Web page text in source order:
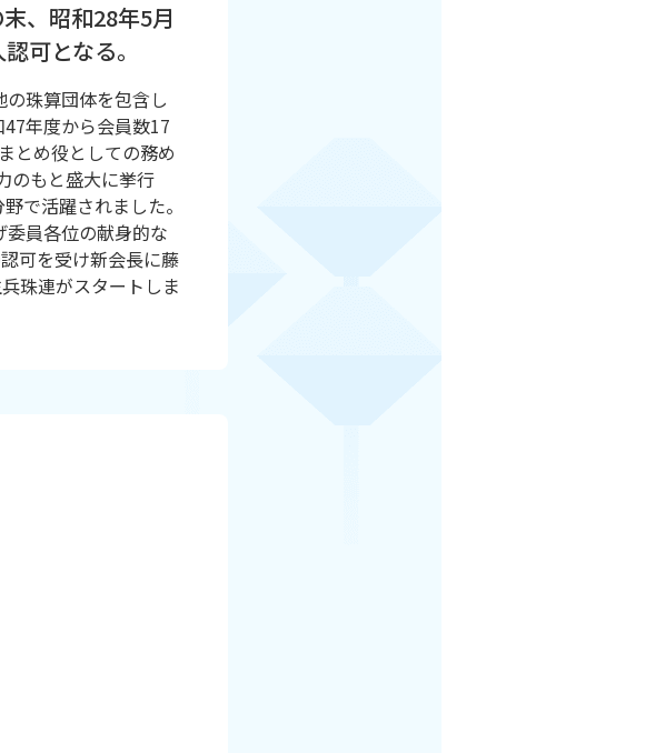
、昭和28年5月
可となる。
珠算団体を包含し
年度から会員数17
とめ役としての務め
のもと盛大に挙行
で活躍されました。
員各位の献身的な
可を受け新会長に藤
珠連がスタートしま